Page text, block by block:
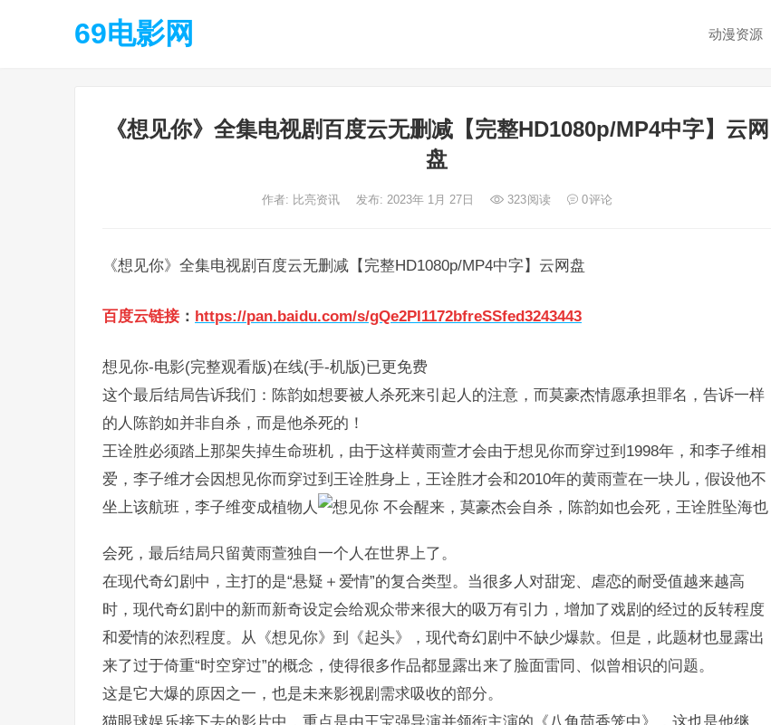
69电影网 动漫资源
《想见你》全集电视剧百度云无删减【完整HD1080p/MP4中字】云网
盘
作者: 比亮资讯 发布: 2023年 1月 27日 323阅读 0评论
《想见你》全集电视剧百度云无删减【完整HD1080p/MP4中字】云网盘
百度云链接 ： https://pan.baidu.com/s/gQe2PI1172bfreSSfed3243443
想见你-电影(完整观看版)在线(手-机版)已更免费
这个最后结局告诉我们：陈韵如想要被人杀死来引起人的注意，而莫豪杰情愿承担罪名，告诉一样
的人陈韵如并非自杀，而是他杀死的！
王诠胜必须踏上那架失掉生命班机，由于这样黄雨萱才会由于想见你而穿过到1998年，和李子维相
爱，李子维才会因想见你而穿过到王诠胜身上，王诠胜才会和2010年的黄雨萱在一块儿，假设他不
坐上该航班，李子维变成植物人
不会醒来，莫豪杰会自杀，陈韵如也会死，王诠胜坠海也
会死，最后结局只留黄雨萱独自一个人在世界上了。
在现代奇幻剧中，主打的是“悬疑＋爱情”的复合类型。当很多人对甜宠、虐恋的耐受值越来越高
时，现代奇幻剧中的新而新奇设定会给观众带来很大的吸万有引力，增加了戏剧的经过的反转程度
和爱情的浓烈程度。从《想见你》到《起头》，现代奇幻剧中不缺少爆款。但是，此题材也显露出
来了过于倚重“时空穿过”的概念，使得很多作品都显露出来了脸面雷同、似曾相识的问题。
这是它大爆的原因之一，也是未来影视剧需求吸收的部分。
猫眼球娱乐接下去的影片中，重点是由王宝强导演并领衔主演的《八角茴香笼中》，这也是他继